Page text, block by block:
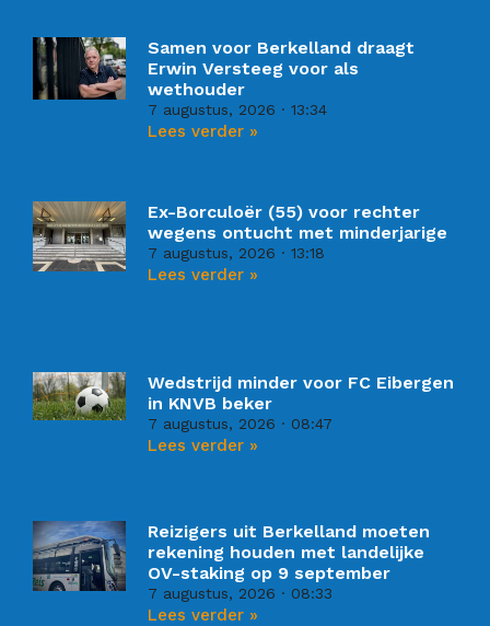
Samen voor Berkelland draagt
Erwin Versteeg voor als
wethouder
7 augustus, 2026 13:34
Lees verder »
Ex-Borculoër (55) voor rechter
wegens ontucht met minderjarige
7 augustus, 2026 13:18
Lees verder »
Wedstrijd minder voor FC Eibergen
in KNVB beker
7 augustus, 2026 08:47
Lees verder »
Reizigers uit Berkelland moeten
rekening houden met landelijke
OV-staking op 9 september
7 augustus, 2026 08:33
Lees verder »